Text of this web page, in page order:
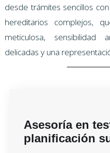
desde trámites sencillos
hereditarios complejos,
meticulosa, sensibilidad
delicadas y una
Asesoría en
planificación